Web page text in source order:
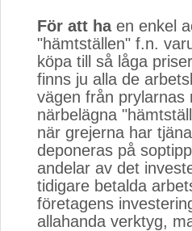
För att haen enkel
"hämtställen" f.n.
köpa till så låga
finns ju alla de
vägen från prylarnas
närbelägna
när grejerna har
deponeras på
andelar av det
tidigare betalda
företagens
allahanda verktyg,